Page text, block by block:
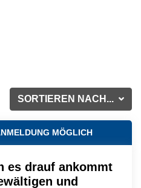
SORTIEREN NACH...
MÖGLICH
es drauf ankommt
und